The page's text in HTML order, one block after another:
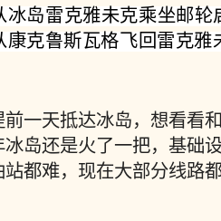
冰岛雷克雅未克乘坐邮轮
康克鲁斯瓦格飞回雷克雅
一天抵达冰岛，想看看
岛还是火了一把，基础
都难，现在大部分线路